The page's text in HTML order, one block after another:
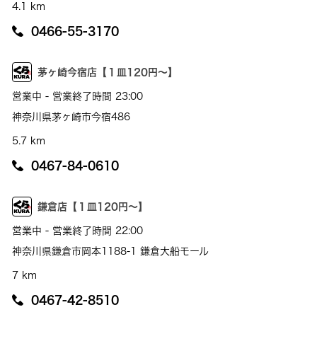
4.1 km
0466-55-3170
茅ヶ崎今宿店【１皿120円～】
営業中 - 営業終了時間 23:00
神奈川県茅ヶ崎市今宿486
5.7 km
0467-84-0610
鎌倉店【１皿120円～】
営業中 - 営業終了時間 22:00
神奈川県鎌倉市岡本1188-1 鎌倉大船モール
7 km
0467-42-8510